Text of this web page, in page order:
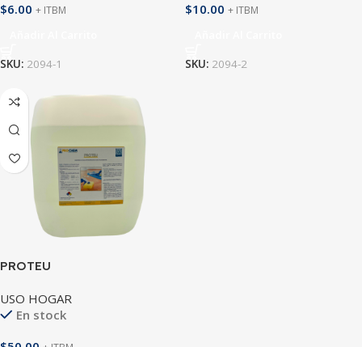
$6.00 + ITBM
SKU: 2094-1
$10.00 + ITBM
SKU: 2094-2
PROTEU
USO HOGAR
En stock